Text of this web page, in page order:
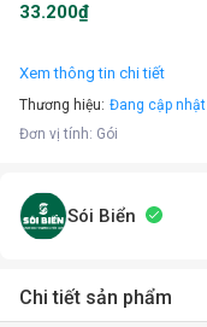
33.200₫
Xem thông tin chi tiết
Thương hiệu: Đang cập nhật
Đơn vị tính: Gói
Sói Biển
Chi tiết sản phẩm